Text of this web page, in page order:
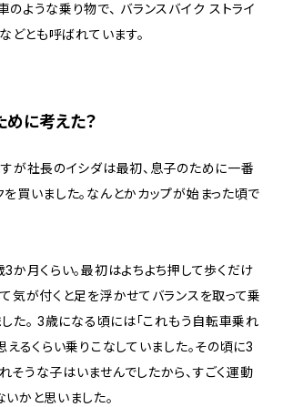
ような乗り物で、 バランスバイク ストライ
どとも呼ばれています。
に考えた？
すが社長のイシダは最初、息子のために一番
買いました。なんとかカップが始まった頃で
か月くらい。最初はよちよち押して歩くだけ
気が付くと足を浮かせてバランスを取って乗
た。 3歳になる頃には「これもう自転車乗れ
えるくらい乗りこなしていました。その頃に3
そうな子はいませんでしたから、すごく運動
かと思いました。